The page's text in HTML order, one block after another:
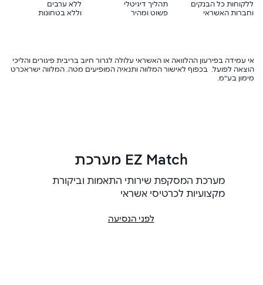
ללקוחות כל הבנקים
וחברות האשראי
תהליך דיגיטלי
פשוט ומהיר
ללא ערבים
וללא בטחונות
אי עמידה בפירעון ההלוואה או האשראי עלולה לגרור חיוב בריבית פיגורים והליכי
הוצאה לפועל. בכפוף לאישור המלווה ותנאיה המופיעים מטה. המלווה ישראכרט
מימון בע"מ.
מערכת EZ Match
מערכת המסקפת שירותי התאמות וביקורת
מקצועיות לכרטיסי אשראי
לפני הנסיעה